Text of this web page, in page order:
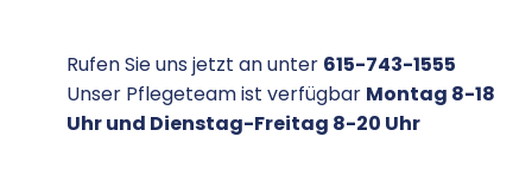
Rufen Sie uns jetzt an unter 615-743-1555
Unser Pflegeteam ist verfügbar Montag 8-18
Uhr und Dienstag-Freitag 8-20 Uhr